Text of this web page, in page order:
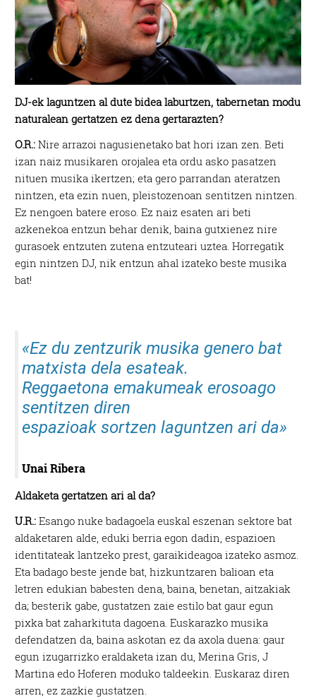
DJ-ek laguntzen al dute bidea laburtzen, tabernetan modu
naturalean gertatzen ez dena gertarazten?
O.R.: Nire arrazoi nagusienetako bat hori izan zen. Beti
izan naiz musikaren orojalea eta ordu asko pasatzen
nituen musika ikertzen; eta gero parrandan ateratzen
nintzen, eta ezin nuen, pleistozenoan sentitzen nintzen.
Ez nengoen batere eroso. Ez naiz esaten ari beti
azkenekoa entzun behar denik, baina gutxienez nire
gurasoek entzuten zutena entzuteari uztea. Horregatik
egin nintzen DJ, nik entzun ahal izateko beste musika
bat!
«Ez du zentzurik musika genero bat
matxista dela esateak.
Reggaetona emakumeak erosoago
sentitzen diren
espazioak sortzen laguntzen ari da»
Unai Ribera
Aldaketa gertatzen ari al da?
U.R.: Esango nuke badagoela euskal eszenan sektore bat
aldaketaren alde, eduki berria egon dadin, espazioen
identitateak lantzeko prest, garaikideagoa izateko asmoz.
Eta badago beste jende bat, hizkuntzaren balioan eta
letren edukian babesten dena, baina, benetan, aitzakiak
da; besterik gabe, gustatzen zaie estilo bat gaur egun
pixka bat zaharkituta dagoena. Euskarazko musika
defendatzen da, baina askotan ez da axola duena: gaur
egun izugarrizko eraldaketa izan du, Merina Gris, J
Martina edo Hoferen moduko taldeekin. Euskaraz diren
arren, ez zazkie gustatzen.